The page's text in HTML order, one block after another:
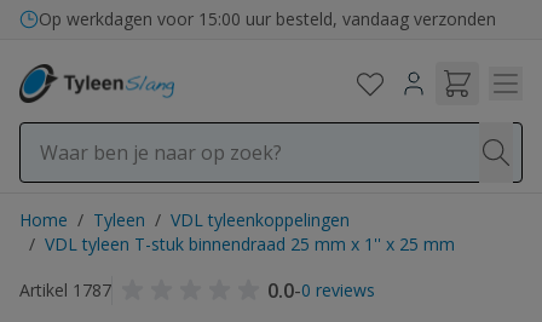
Ga naar de inhoud
Op werkdagen voor 15:00 uur besteld, vandaag verzonden
Home / Tyleen / VDL tyleenkoppelingen
/ VDL tyleen T-stuk binnendraad 25 mm x 1'' x 25 mm
Artikel 1787
0.0-0 reviews